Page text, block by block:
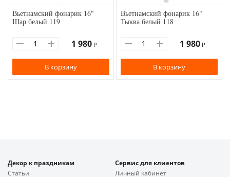
Вьетнамский фонарик 16"
Шар белый 119
1 980 ₽
В корзину
Вьетнамский фонарик 16"
Тыква белый 118
1 980 ₽
В корзину
Декор к праздникам
Статьи
Сервис для клиентов
Личный кабинет